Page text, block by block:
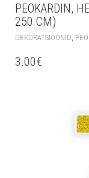
PEOKARDIN,
250 CM)
DEKORATSIOONID
3.00€